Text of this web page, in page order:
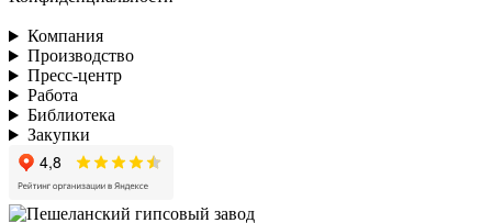
Компания
Производство
Пресс-центр
Работа
Библиотека
Закупки